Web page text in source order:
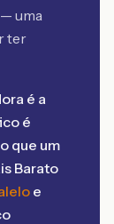
uma
ter
é a
é
que um
Barato
e